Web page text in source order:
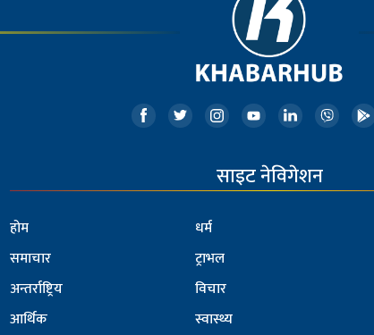
साइट नेविगेशन
होम
समाचार
अन्तर्राष्ट्रिय
आर्थिक
धर्म
ट्राभल
विचार
स्वास्थ्य